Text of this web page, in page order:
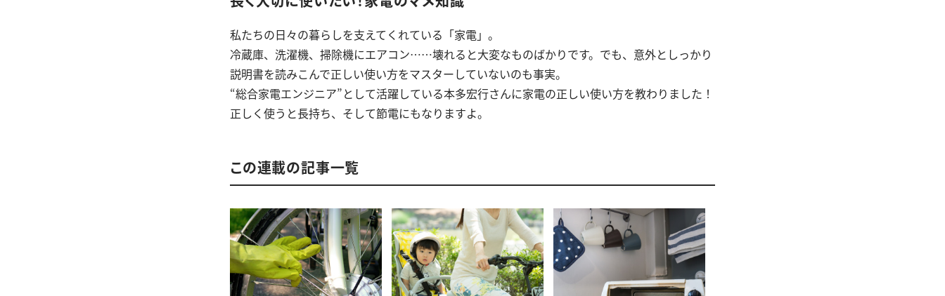
私たちの日々の暮らしを支えてくれている「家電」。
冷蔵庫、洗濯機、掃除機にエアコン……壊れると大変なものばかりです。でも、意外としっかり
説明書を読みこんで正しい使い方をマスターしていないのも事実。
“総合家電エンジニア”として活躍している本多宏行さんに家電の正しい使い方を教わりました！
正しく使うと長持ち、そして節電にもなりますよ。
この連載の記事一覧